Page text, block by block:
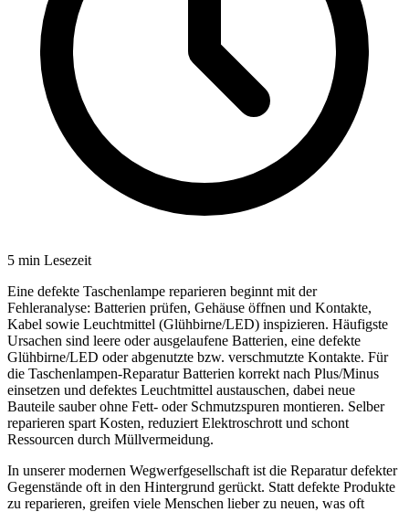
5 min Lesezeit
Eine defekte Taschenlampe reparieren beginnt mit der
Fehleranalyse: Batterien prüfen, Gehäuse öffnen und Kontakte,
Kabel sowie Leuchtmittel (Glühbirne/LED) inspizieren. Häufigste
Ursachen sind leere oder ausgelaufene Batterien, eine defekte
Glühbirne/LED oder abgenutzte bzw. verschmutzte Kontakte. Für
die Taschenlampen-Reparatur Batterien korrekt nach Plus/Minus
einsetzen und defektes Leuchtmittel austauschen, dabei neue
Bauteile sauber ohne Fett- oder Schmutzspuren montieren. Selber
reparieren spart Kosten, reduziert Elektroschrott und schont
Ressourcen durch Müllvermeidung.
In unserer modernen Wegwerfgesellschaft ist die Reparatur defekter
Gegenstände oft in den Hintergrund gerückt. Statt defekte Produkte
zu reparieren, greifen viele Menschen lieber zu neuen, was oft